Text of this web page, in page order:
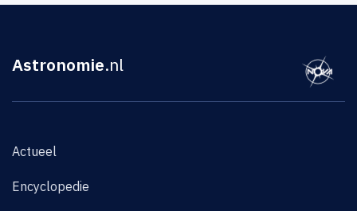
Astronomie.nl
Actueel
Encyclopedie